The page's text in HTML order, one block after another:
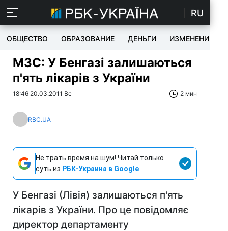
RU
ОБЩЕСТВО ОБРАЗОВАНИЕ ДЕНЬГИ ИЗМЕНЕНИЯ
МЗС: У Бенгазі залишаються
п'ять лікарів з України
18:46 20.03.2011 Вс 2 мин
RBC.UA
Не трать время на шум! Читай только
суть из РБК-Украина в Google
У Бенгазі (Лівія) залишаються п'ять
лікарів з України. Про це повідомляє
директор департаменту